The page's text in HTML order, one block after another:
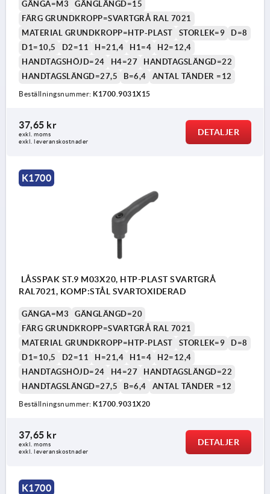
GÄNGA=M3
GÄNGLÄNGD=15
FÄRG GRUNDKROPP=SVARTGRÅ RAL 7021
MATERIAL GRUNDKROPP=HTP-PLAST
STORLEK=9
D=8
D1=10,5
D2=11 H=21,4 H1=4
H2=12,4
HANDTAGSHÖJD=24
H4=27
HANDTAGSLÄNGD=22
HANDTAGSLÄNGD=27,5
B=6,4 ANTAL TÄNDER =12
Beställningsnummer: K1700.9031X15
37,65 kr
exkl. moms
exkl. leveranskostnader
DETALJER
K1700
LÅSSPAK ST.9 M03X20, HTP-PLAST SVARTGRÅ
RAL7021, KOMP:STÅL SVARTOXIDERAD
GÄNGA=M3
GÄNGLÄNGD=20
FÄRG GRUNDKROPP=SVARTGRÅ RAL 7021
MATERIAL GRUNDKROPP=HTP-PLAST
STORLEK=9
D=8
D1=10,5
D2=11 H=21,4 H1=4
H2=12,4
HANDTAGSHÖJD=24
H4=27
HANDTAGSLÄNGD=22
HANDTAGSLÄNGD=27,5
B=6,4 ANTAL TÄNDER =12
Beställningsnummer: K1700.9031X20
37,65 kr
exkl. moms
exkl. leveranskostnader
DETALJER
K1700